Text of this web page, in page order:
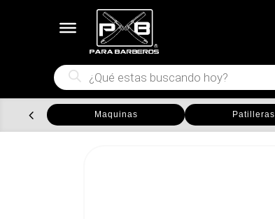
Búsqueda
de
productos
Maquinas Patilleras